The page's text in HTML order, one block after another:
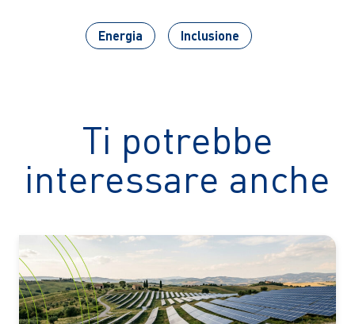
Energia Inclusione
Ti potrebbe
interessare anche